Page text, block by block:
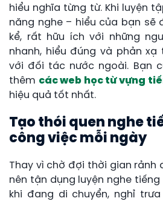
hiểu nghĩa từng từ. Khi luyện
năng nghe – hiểu của bạn sẽ
kể, rất hữu ích với những
nhanh, hiểu đúng và phản
với đối tác nước ngoài. Bạn
thêm các web học từ vựng
hiệu quả tốt nhất.
Tạo thói quen nghe
công việc mỗi ngày
Thay vì chờ đợi thời gian rảnh
nên tận dụng luyện nghe
khi đang di chuyển, nghỉ